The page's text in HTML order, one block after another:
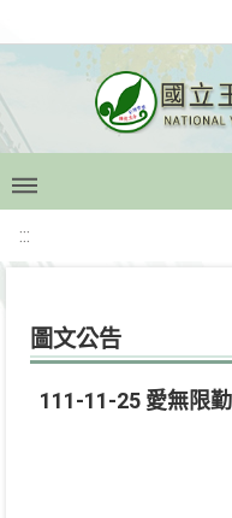
:::
圖文公告
111-11-25 愛無限